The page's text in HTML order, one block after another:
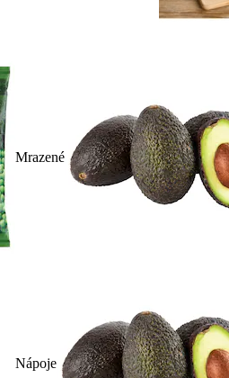
Mrazené
Nápoje